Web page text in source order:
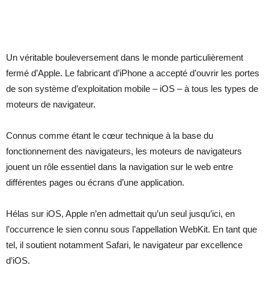
Un véritable bouleversement dans le monde particulièrement
fermé d’Apple. Le fabricant d’iPhone a accepté d’ouvrir les portes
de son système d’exploitation mobile – iOS – à tous les types de
moteurs de navigateur.
Connus comme étant le cœur technique à la base du
fonctionnement des navigateurs, les moteurs de navigateurs
jouent un rôle essentiel dans la navigation sur le web entre
différentes pages ou écrans d’une application.
Hélas sur iOS, Apple n’en admettait qu’un seul jusqu’ici, en
l’occurrence le sien connu sous l’appellation WebKit. En tant que
tel, il soutient notamment Safari, le navigateur par excellence
d’iOS.